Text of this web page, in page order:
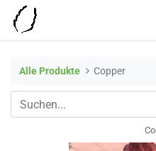
Alle Produkte Copper